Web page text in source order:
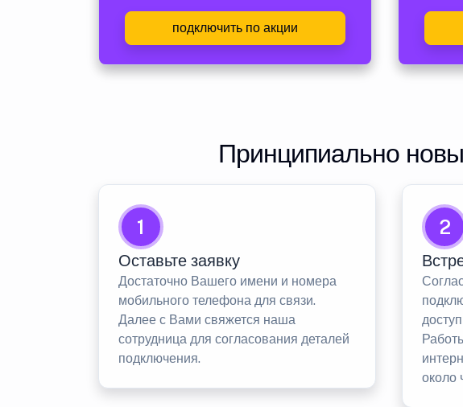
подключить по акции
Принципиально
1
Оставьте заявку
Достаточно Вашего имени и номера
мобильного телефона для связи.
Далее с Вами свяжется наша
сотрудница для согласования деталей
подключения.
2
около